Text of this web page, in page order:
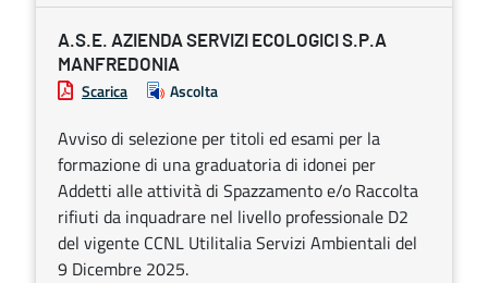
A.S.E. AZIENDA SERVIZI ECOLOGICI S.P.A
MANFREDONIA
Scarica Ascolta
Avviso di selezione per titoli ed esami per la
formazione di una graduatoria di idonei per
Addetti alle attività di Spazzamento e/o Raccolta
rifiuti da inquadrare nel livello professionale D2
del vigente CCNL Utilitalia Servizi Ambientali del
9 Dicembre 2025.